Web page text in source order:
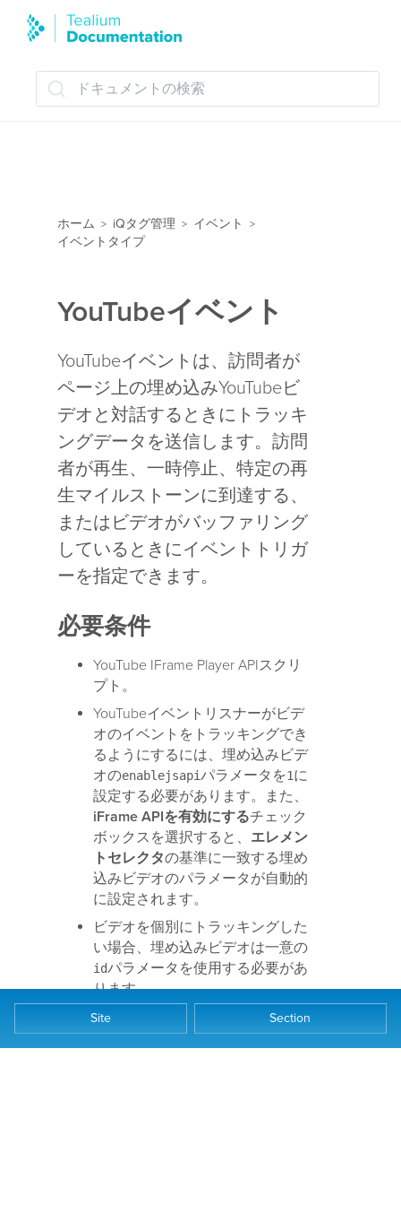
ドキュメントの検索
ホーム > iQタグ管理 > イベント >
イベントタイプ
YouTubeイベント
YouTubeイベントは、訪問者が
ページ上の埋め込みYouTubeビ
デオと対話するときにトラッキ
ングデータを送信します。訪問
者が再生、一時停止、特定の再
生マイルストーンに到達する、
またはビデオがバッファリング
しているときにイベントトリガ
ーを指定できます。
必要条件
YouTube IFrame Player APIスクリ
プト。
YouTubeイベントリスナーがビデ
オのイベントをトラッキングでき
るようにするには、埋め込みビデ
オのenablejsapiパラメータを1に
設定する必要があります。また、
iFrame APIを有効にするチェック
ボックスを選択すると、 エレメン
トセレクタの基準に一致する埋め
込みビデオのパラメータが自動的
に設定されます。
ビデオを個別にトラッキングした
い場合、埋め込みビデオは一意の
idパラメータを使用する必要があ
ります。
YouTubeイベントリスナーが含
Site Section